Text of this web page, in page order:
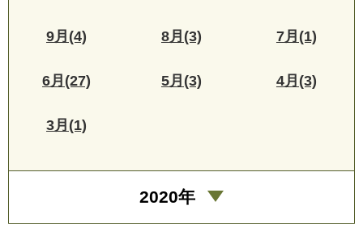
9月(4) 8月(3) 7月(1)
6月(27) 5月(3) 4月(3)
3月(1)
2020年